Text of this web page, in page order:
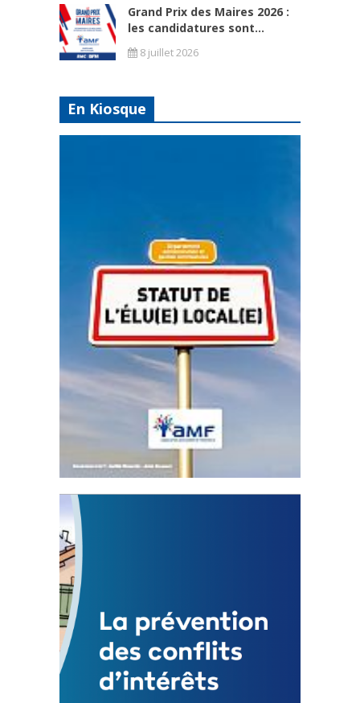
Grand Prix des Maires 2026 :
les candidatures sont...
8 juillet 2026
En Kiosque
Statut de l’élu local
3 avril 2024
Mise à jour avril 2024
FEUILLETER